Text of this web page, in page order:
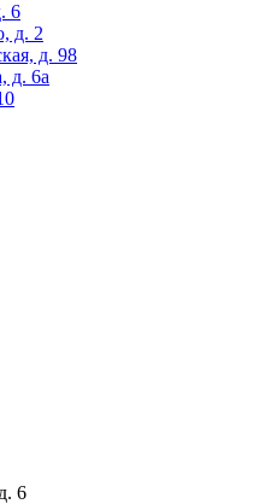
6
д. 2
д. 98
д. 6а
6